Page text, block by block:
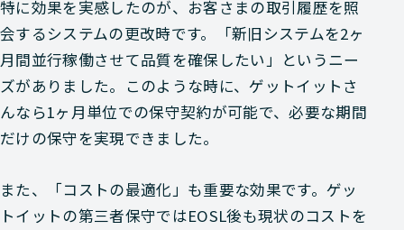
特に効果を実感したのが、お客さまの取引履歴を照
会するシステムの更改時です。「新旧システムを2ヶ
月間並行稼働させて品質を確保したい」というニー
ズがありました。このような時に、ゲットイットさ
んなら1ヶ月単位での保守契約が可能で、必要な期間
だけの保守を実現できました。
また、「コストの最適化」も重要な効果です。ゲッ
トイットの第三者保守ではEOSL後も現状のコストを